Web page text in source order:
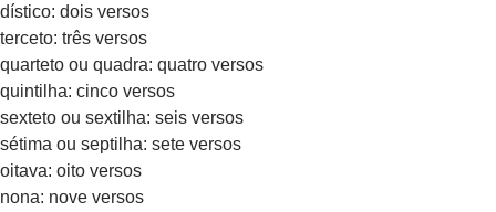
dístico: dois versos
terceto: três versos
quarteto ou quadra: quatro versos
quintilha: cinco versos
sexteto ou sextilha: seis versos
sétima ou septilha: sete versos
oitava: oito versos
nona: nove versos